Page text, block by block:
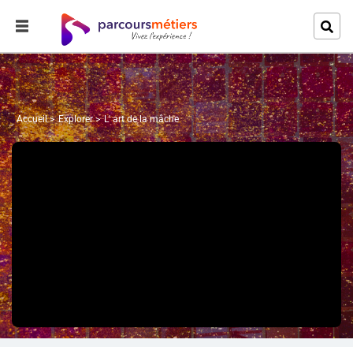
Accueil Explorer L' art de la mâche